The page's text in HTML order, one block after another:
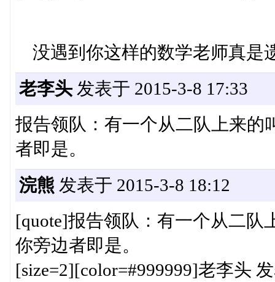
没遇到你这样的数学老师真是
老李头发表于 2015-3-8 17:33
报告领队：有一个从二队上来的
者即是。
浣熊 发表于 2015-3-8 18:12
[quote]报告领队：有一个从二队
你旁边者即是。
[size=2][color=#999999]老李头